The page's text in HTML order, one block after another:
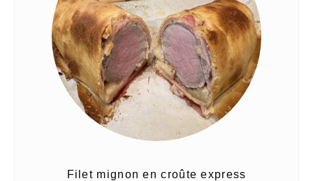
Filet mignon en croûte express